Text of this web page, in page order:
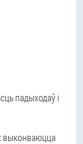
падыходаў і
выконваюцца